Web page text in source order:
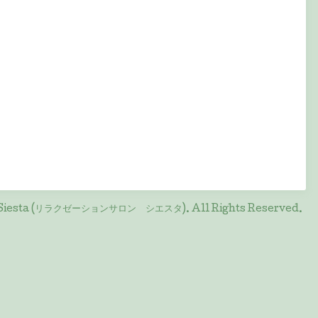
(リラクゼーションサロン シエスタ). All Rights Reserved.